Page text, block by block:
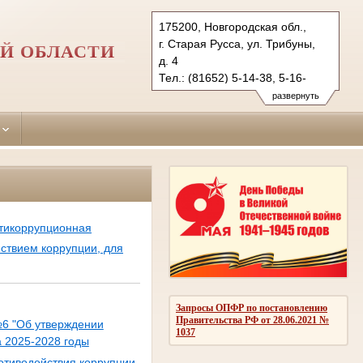
развернуть
175200, Новгородская обл.,
г. Старая Русса, ул. Трибуны,
д. 4
Тел.: (81652) 5-14-38, 5-16-
91 (ф.)
starorussky.nvg@sudrf.ru
ОБЛАСТИ
Запросы ОПФР по постановлению
Правительства РФ от 28.06.2021 №
1037
коррупции, для
"Об утверждении
2025-2028 годы